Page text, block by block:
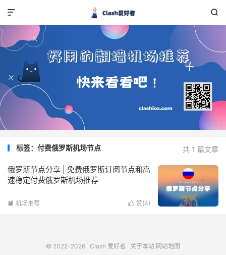


共 1 篇文章
标签：付费俄罗斯机场节点
俄罗斯节点分享 | 免费俄罗斯订阅节点和高
速稳定付费俄罗斯机场推荐
 赞(4)
 机场推荐
© 2022-2026 Clash 爱好者 关于本站 网站地图